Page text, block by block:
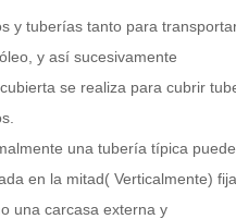
y tuberías tanto para
y así sucesivamente
se realiza para cubrir
una tubería típica
en la mitad( Verticalmente)
una carcasa externa y